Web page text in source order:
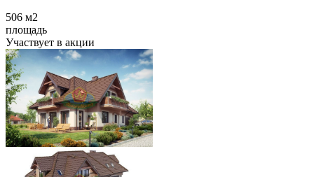
506 м2
площадь
Участвует в акции